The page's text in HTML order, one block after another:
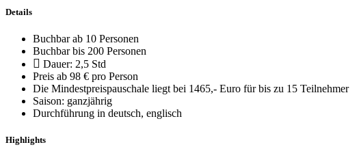
Details
Buchbar ab 10 Personen
Buchbar bis 200 Personen
Dauer: 2,5 Std
Preis ab 98 € pro Person
Die Mindestpreispauschale liegt bei 1465,- Euro für bis zu 15 Teilnehmer
Saison: ganzjährig
Durchführung in deutsch, englisch
Highlights